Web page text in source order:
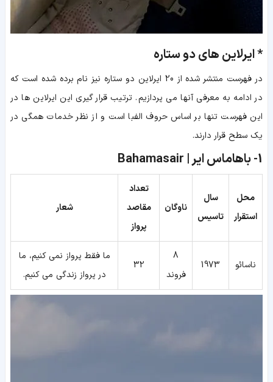
*ایرلاین های دو ستاره
در فهرست منتشر شده از 20 ایرلاین دو ستاره نیز نام برده شده است که
در ادامه به معرفی آنها می پردازیم. ترتیب قرار گیری این ایرلاین ها در
این فهرست تنها بر اساس حروف الفبا است و از نظر خدمات همگی در
یک سطح قرار دارند.
1- باهاماس ایر | Bahamasair
محل
استقرار
سال
تاسیس
ناوگان
تعداد
مقاصد
پرواز
شعار
ناسائو 1973
8
فروند
32
ما فقط پرواز نمی کنیم، ما
در پرواز زندگی می کنیم.